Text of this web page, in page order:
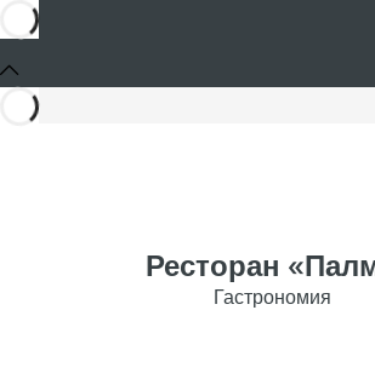
Ресторан
Гастрономия